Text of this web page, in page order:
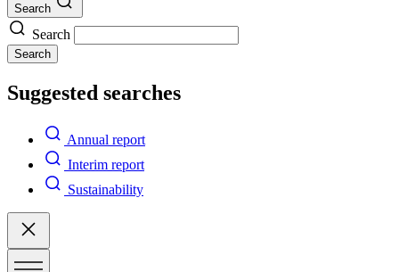
Search
Search
Search
Suggested searches
Annual report
Interim report
Sustainability